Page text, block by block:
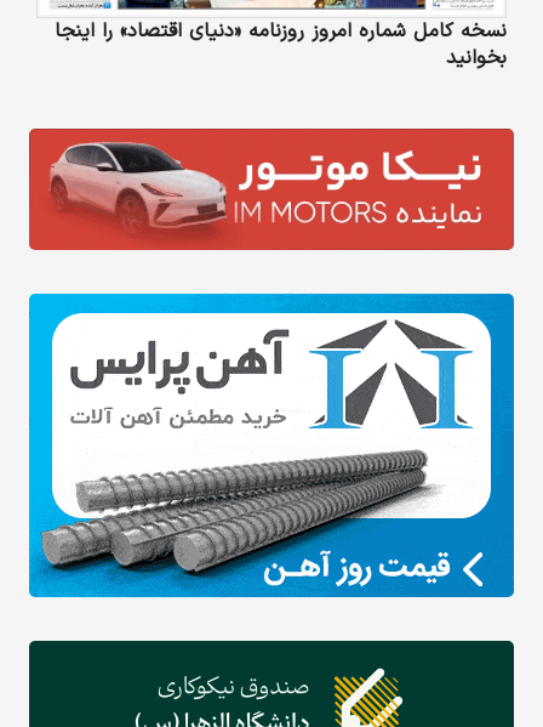
نسخه کامل شماره امروز روزنامه «دنیای‌ اقتصاد» را اینجا
بخوانید